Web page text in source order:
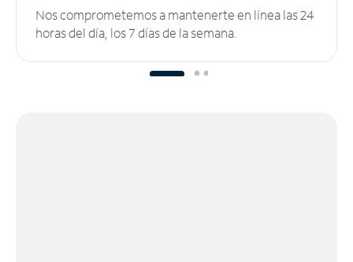
Nos comprometemos a mantenerte en línea las 24
horas del día, los 7 días de la semana.